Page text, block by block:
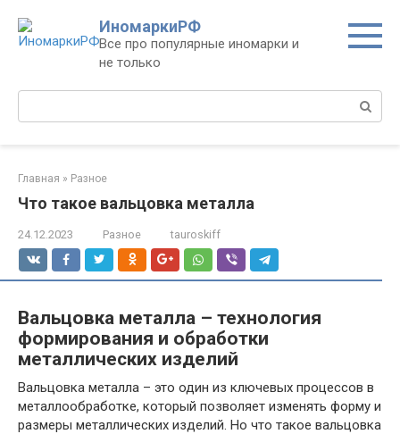
контенту
ИномаркиРФ
Все про популярные иномарки и
не только
Поиск:
Главная » Разное
Что такое вальцовка металла
24.12.2023 Разное tauroskiff
Вальцовка металла – технология
формирования и обработки
металлических изделий
Вальцовка металла – это один из ключевых процессов в
металлообработке, который позволяет изменять форму и
размеры металлических изделий. Но что такое вальцовка